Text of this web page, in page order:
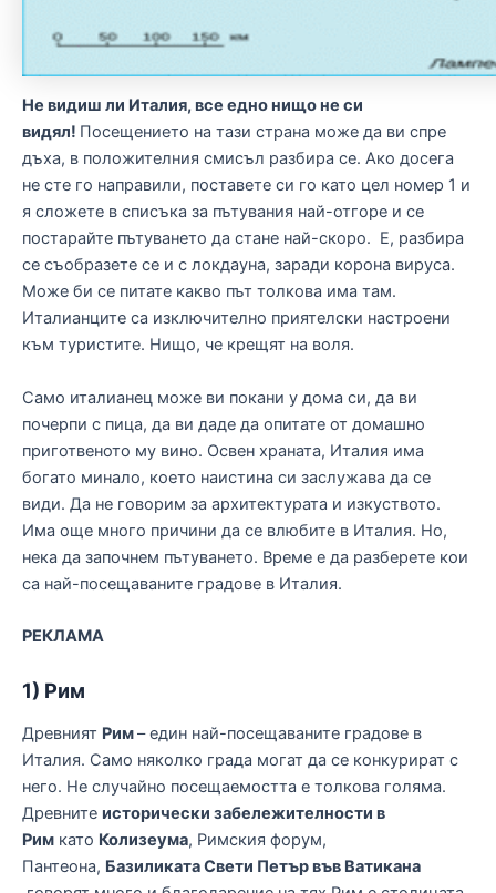
Не видиш ли Италия, все едно нищо не си
видял! Посещението на тази страна може да ви спре
дъха, в положителния смисъл разбира се. Ако досега
не сте го направили, поставете си го като цел номер 1 и
я сложете в списъка за пътувания най-отгоре и се
постарайте пътуването да стане най-скоро. Е, разбира
се съобразете се и с локдауна, заради корона вируса.
Може би се питате какво път толкова има там.
Италианците са изключително приятелски настроени
към туристите. Нищо, че крещят на воля.
Само италианец може ви покани у дома си, да ви
почерпи с пица, да ви даде да опитате от домашно
приготвеното му вино. Освен храната, Италия има
богато минало, което наистина си заслужава да се
види. Да не говорим за архитектурата и изкуството.
Има още много причини да се влюбите в Италия. Но,
нека да започнем пътуването. Време е да разберете кои
са най-посещаваните градове в Италия.
РЕКЛАМА
1) Рим
Древният Рим– един най-посещаваните градове в
Италия. Само няколко града могат да се конкурират с
него. Не случайно посещаемостта е толкова голяма.
Древните исторически забележителности в
Рим като Колизеума, Римския форум,
Пантеона, Базиликата Свети Петър във Ватикана